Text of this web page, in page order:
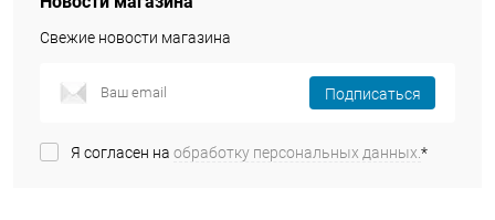
Свежие новости магазина
Подписаться
Я согласен на обработку персональных данных.*